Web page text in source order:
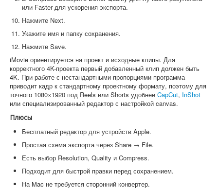
или Faster для ускорения экспорта.
Нажмите Next.
Укажите имя и папку сохранения.
Нажмите Save.
iMovie ориентируется на проект и исходные клипы. Для
корректного 4K-проекта первый добавленный клип должен быть
4K. При работе с нестандартными пропорциями программа
приводит кадр к стандартному проектному формату, поэтому для
точного 1080×1920 под Reels или Shorts удобнее CapCut, InShot
или специализированный редактор с настройкой canvas.
Плюсы
Бесплатный редактор для устройств Apple.
Простая схема экспорта через Share → File.
Есть выбор Resolution, Quality и Compress.
Подходит для быстрой правки перед сохранением.
На Mac не требуется сторонний конвертер.